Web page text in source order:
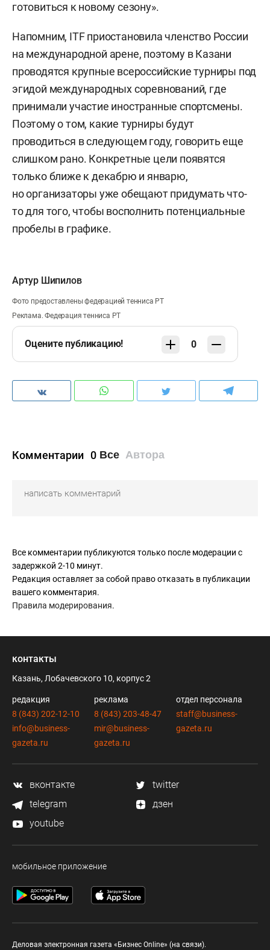
готовиться к новому сезону».
Напомним, ITF приостановила членство России
на международной арене, поэтому в Казани
проводятся крупные всероссийские турниры под
эгидой международных соревнований, где
принимали участие иностранные спортсмены.
Поэтому о том, какие турниры будут
проводиться в следующем году, говорить еще
слишком рано. Конкретные цели появятся
только ближе к декабрю и январю,
но организаторы уже обещают придумать что-
то для того, чтобы восполнить потенциальные
пробелы в графике.
Артур Шипилов
Фото предоставлены федерацией тенниса РТ
Реклама. Федерация тенниса РТ
Оцените публикацию! 0
Комментарии 0 Все Автора
Все комментарии публикуются только после модерации с
задержкой 2-10 минут.
Редакция оставляет за собой право отказать в публикации
вашего комментария.
Правила модерирования.
контакты
Казань, Лобачевского 10, корпус 2
редакция
8 (843) 202-12-10
info@business-
gazeta.ru
реклама
8 (843) 203-48-47
mir@business-
gazeta.ru
отдел персонала
staff@business-
gazeta.ru
вконтакте
twitter
telegram
дзен
youtube
мобильное приложение
Деловая электронная газета «Бизнес Online» (на связи).